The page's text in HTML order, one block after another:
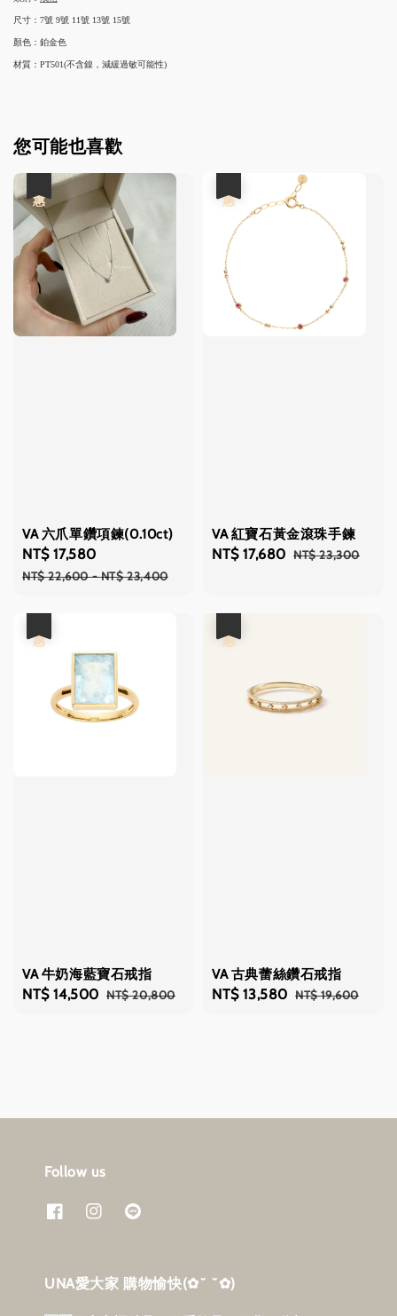
尺寸： 7號 9號 11號 13號 15號
顏色：鉑金色
材質：PT501(不含鎳，減緩過敏可能性)
您可能也喜歡
VA 六爪單鑽項鍊(0.10ct)
Sale
price
NT$ 17,580
price
NT$ 22,600-NT$ 23,400
VA 紅寶石黃金滾珠手鍊
Sale
NT$ 17,680 Regular
NT$ 23,300
VA 牛奶海藍寶石戒指
Sale
NT$ 14,500 Regular
NT$ 20,800
VA 古典蕾絲鑽石戒指
Sale
NT$ 13,580 Regular
NT$ 19,600
Follow us
UNA愛大家 購物愉快‎(✿˘ ˘✿)